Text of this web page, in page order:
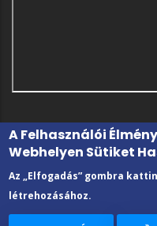
© 2022 Kecskeméti
A Felhasználói
Webhelyen Sütiket
Az „Elfogadás” gombra
létrehozásához.